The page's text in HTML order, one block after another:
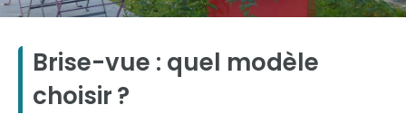
Brise-vue : quel modèle
choisir ?